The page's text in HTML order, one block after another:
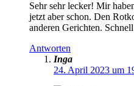
Sehr sehr lecker! Mir
jetzt aber schon. Den
anderen Gerichten.
Antworten
Inga
24. April 2023 um